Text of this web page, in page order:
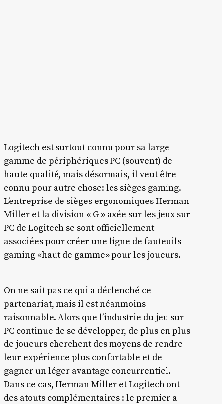
Logitech est surtout connu pour sa large
gamme de périphériques PC (souvent) de
haute qualité, mais désormais, il veut être
connu pour autre chose: les sièges gaming.
L’entreprise de sièges ergonomiques Herman
Miller et la division « G » axée sur les jeux sur
PC de Logitech se sont officiellement
associées pour créer une ligne de fauteuils
gaming «haut de gamme» pour les joueurs.
On ne sait pas ce qui a déclenché ce
partenariat, mais il est néanmoins
raisonnable. Alors que l’industrie du jeu sur
PC continue de se développer, de plus en plus
de joueurs cherchent des moyens de rendre
leur expérience plus confortable et de
gagner un léger avantage concurrentiel.
Dans ce cas, Herman Miller et Logitech ont
des atouts complémentaires : le premier a